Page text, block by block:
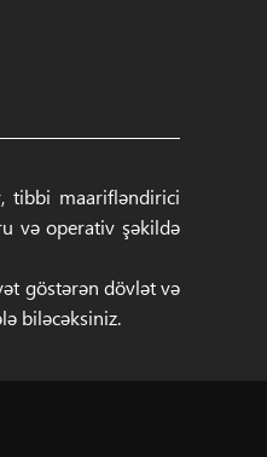
tibbi maarifləndirici
və operativ şəkildə
göstərən dövlət və
biləcəksiniz.